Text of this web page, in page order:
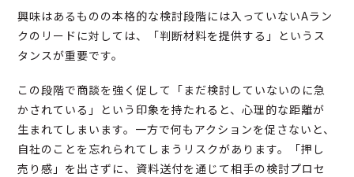
興味はあるものの本格的な検討段階には入っていないAラン
クのリードに対しては、「判断材料を提供する」というス
タンスが重要です。
この段階で商談を強く促して「まだ検討していないのに急
かされている」という印象を持たれると、心理的な距離が
生まれてしまいます。一方で何もアクションを促さないと、
自社のことを忘れられてしまうリスクがあります。「押し
売り感」を出さずに、資料送付を通じて相手の検討プロセ